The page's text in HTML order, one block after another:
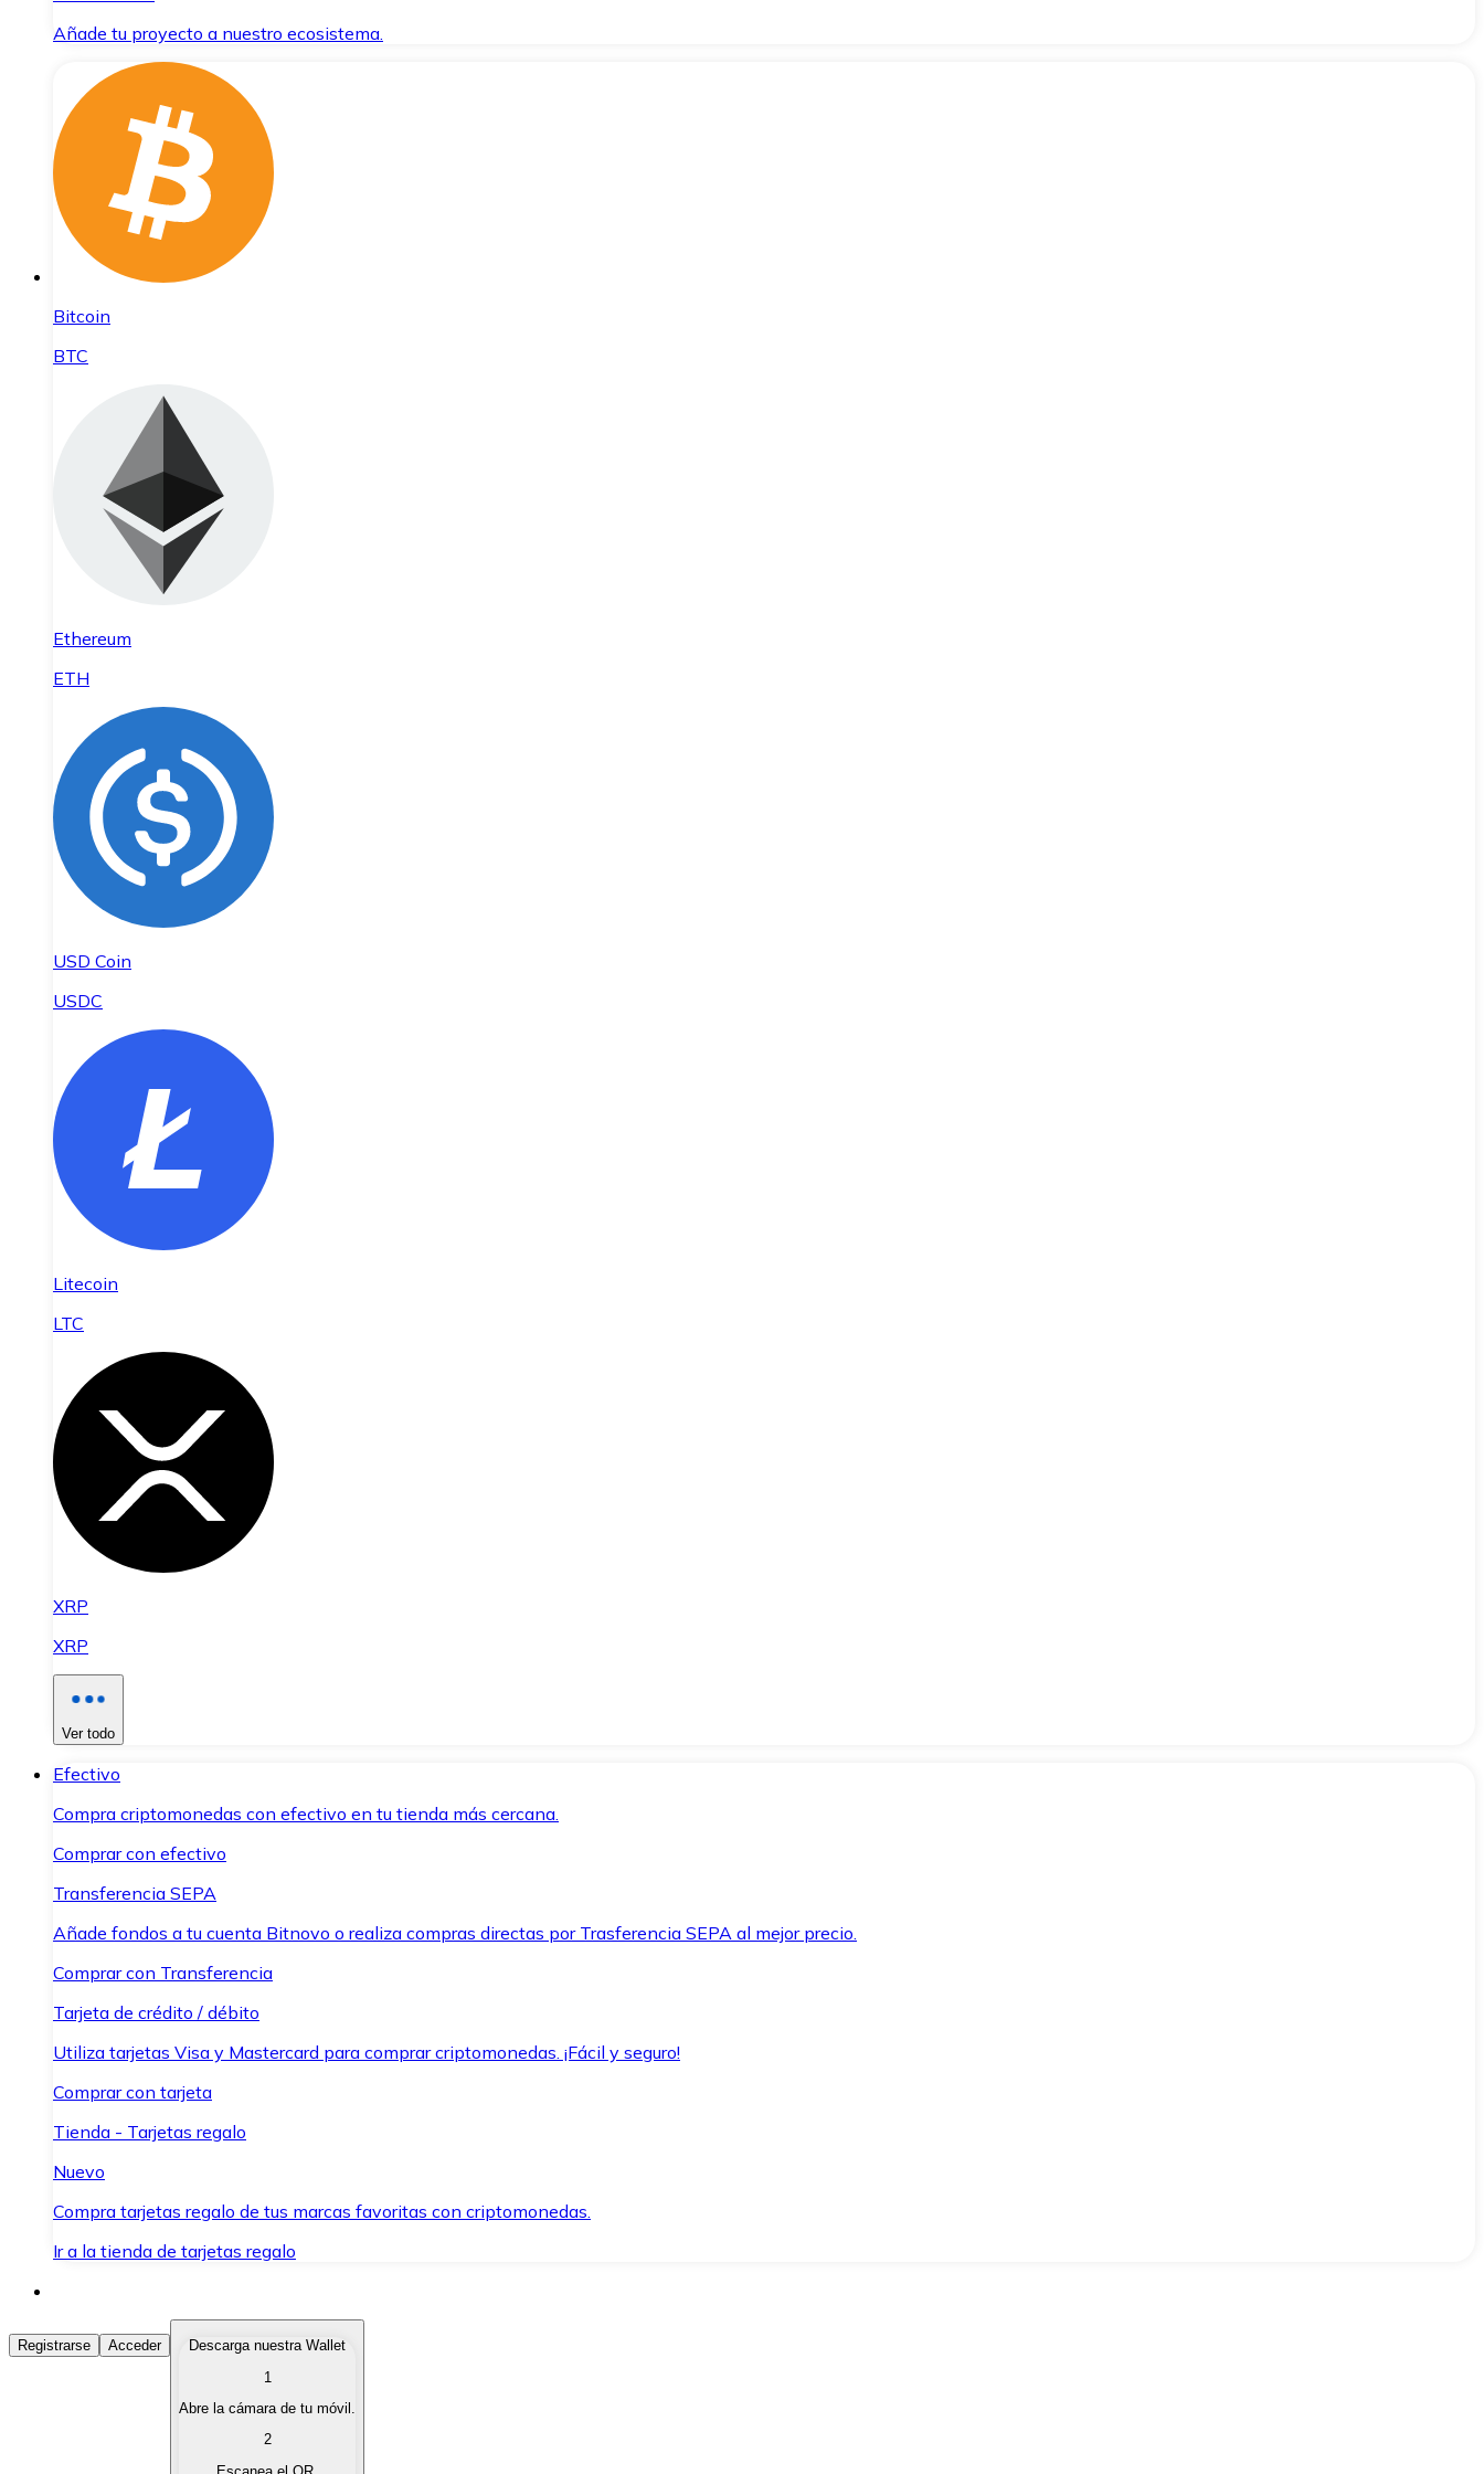
Añade tu proyecto a nuestro ecosistema.
Bitcoin
BTC
Ethereum
ETH
USD Coin
USDC
Litecoin
LTC
XRP
XRP
Ver todo
Efectivo
Compra criptomonedas con efectivo en tu tienda más cercana.
Comprar con efectivo
Transferencia SEPA
Añade fondos a tu cuenta Bitnovo o realiza compras directas por Trasferencia SEPA al mejor precio.
Comprar con Transferencia
Tarjeta de crédito / débito
Utiliza tarjetas Visa y Mastercard para comprar criptomonedas. ¡Fácil y seguro!
Comprar con tarjeta
Tienda - Tarjetas regalo
Nuevo
Compra tarjetas regalo de tus marcas favoritas con criptomonedas.
Ir a la tienda de tarjetas regalo
Comprar Criptomonedas
Compra criptomonedas con diferentes métodos de pago.
Vende tus criptomonedas de forma rápida y segura.
Registrarse Acceder
Descarga nuestra Wallet
1
Abre la cámara de tu móvil.
2